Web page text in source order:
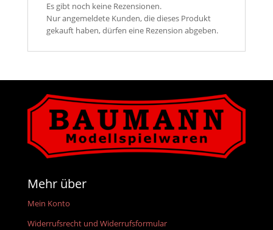
Es gibt noch keine Rezensionen.
Nur angemeldete Kunden, die dieses Produkt
gekauft haben, dürfen eine Rezension abgeben.
Mehr über
Mein Konto
Widerrufsrecht und Widerrufsformular